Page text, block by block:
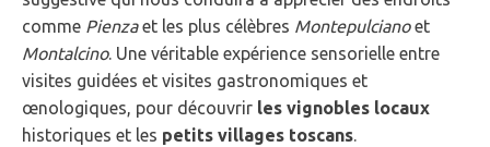
comme Pienzaet les plus célèbres Montepulcianoet
Montalcino. Une véritable expérience sensorielle entre
visites guidées et visites gastronomiques et
œnologiques, pour découvrir les vignobles locaux
historiques et les petits villages toscans.